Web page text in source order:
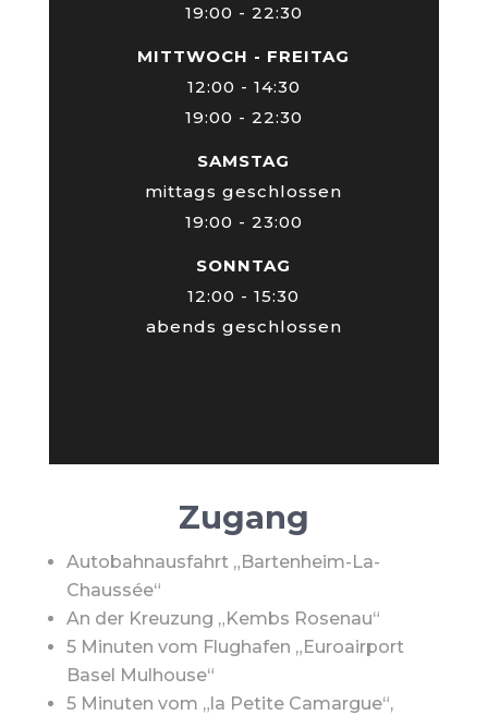
19:00 - 22:30
MITTWOCH - FREITAG
12:00 - 14:30
19:00 - 22:30
SAMSTAG
mittags geschlossen
19:00 - 23:00
SONNTAG
12:00 - 15:30
abends geschlossen
Zugang
Autobahnausfahrt „Bartenheim-La-
Chaussée“
An der Kreuzung „Kembs Rosenau“
5 Minuten vom Flughafen „Euroairport
Basel Mulhouse“
5 Minuten vom „la Petite Camargue“,